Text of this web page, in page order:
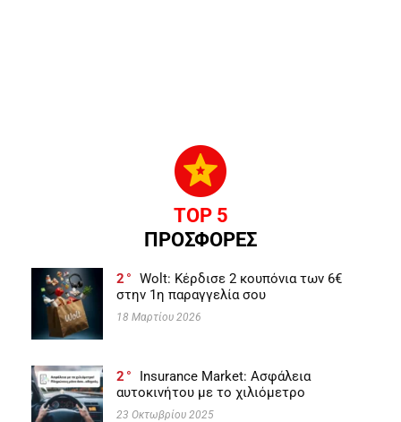
TOP 5
ΠΡΟΣΦΟΡΕΣ
2
Wolt: Κέρδισε 2 κουπόνια των 6€
στην 1η παραγγελία σου
18 Μαρτίου 2026
2
Insurance Market: Ασφάλεια
αυτοκινήτου με το χιλιόμετρο
23 Οκτωβρίου 2025